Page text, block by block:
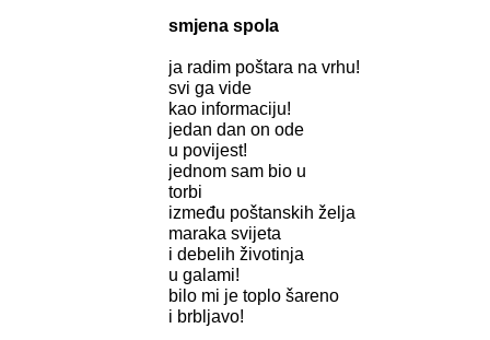
smjena spola
ja radim poštara na vrhu!
svi ga vide
kao informaciju!
jedan dan on ode
u povijest!
jednom sam bio u
torbi
između poštanskih želja
maraka svijeta
i debelih životinja
u galami!
bilo mi je toplo šareno
i brbljavo!